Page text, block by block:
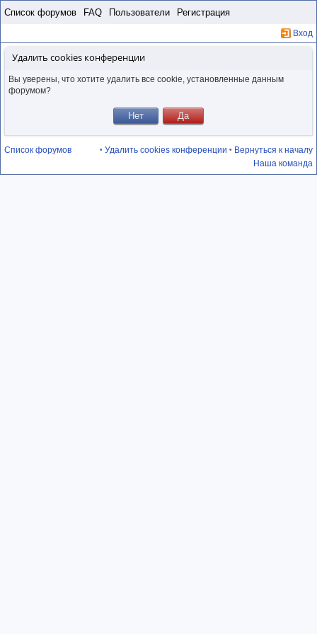
Список форумов FAQ Пользователи Регистрация
Вход
Удалить cookies конференции
Вы уверены, что хотите удалить все cookie, установленные данным
форумом?
Список форумов • Вернуться к началу
• Удалить cookies конференции
Наша команда